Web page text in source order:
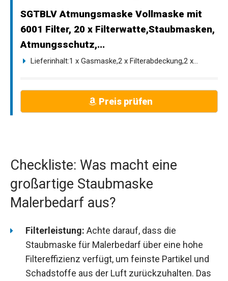
SGTBLV Atmungsmaske Vollmaske mit
6001 Filter, 20 x Filterwatte,Staubmasken,
Atmungsschutz,...
Lieferinhalt:1 x Gasmaske,2 x Filterabdeckung,2 x...
Preis prüfen
Checkliste: Was macht eine
großartige Staubmaske
Malerbedarf aus?
Filterleistung: Achte darauf, dass die
Staubmaske für Malerbedarf über eine hohe
Filtereffizienz verfügt, um feinste Partikel und
Schadstoffe aus der Luft zurückzuhalten. Das